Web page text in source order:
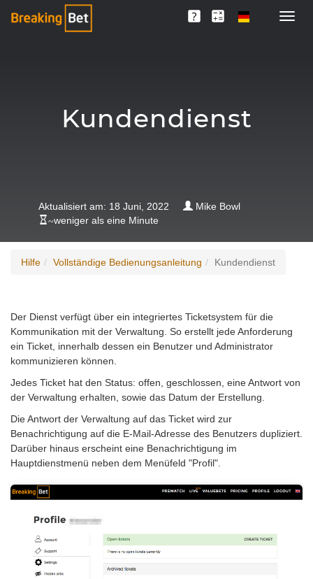
Kundendienst
Mike Bowl
Aktualisiert am: 18 Juni, 2022
~weniger als eine Minute
Hilfe Vollständige Bedienungsanleitung Kundendienst
Der Dienst verfügt über ein integriertes Ticketsystem für die
Kommunikation mit der Verwaltung. So erstellt jede Anforderung
ein Ticket, innerhalb dessen ein Benutzer und Administrator
kommunizieren können.
Jedes Ticket hat den Status: offen, geschlossen, eine Antwort von
der Verwaltung erhalten, sowie das Datum der Erstellung.
Die Antwort der Verwaltung auf das Ticket wird zur
Benachrichtigung auf die E-Mail-Adresse des Benutzers dupliziert.
Darüber hinaus erscheint eine Benachrichtigung im
Hauptdienstmenü neben dem Menüfeld "Profil".